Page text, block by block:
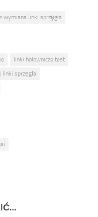
wymiana linki sprzęgła
linki holownicze test
linki sprzęgła